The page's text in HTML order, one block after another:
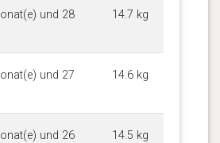
und 28
14.7 kg
und 27
14.6 kg
und 26
14.5 kg